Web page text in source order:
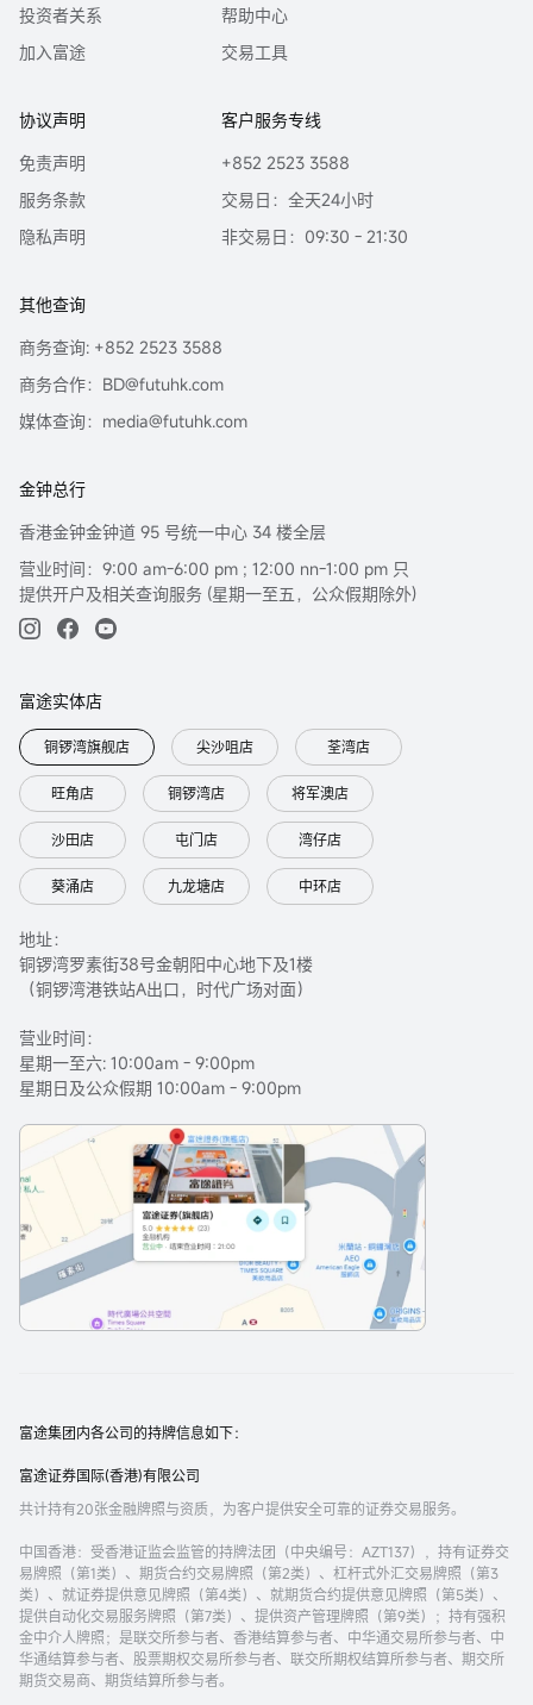
投资者关系
加入富途
帮助中心
交易工具
协议声明
免责声明
服务条款
隐私声明
客户服务专线
+852 2523 3588
交易日：全天24小时
非交易日：09:30 - 21:30
其他查询
商务查询: +852 2523 3588
商务合作：BD@futuhk.com
媒体查询：media@futuhk.com
金钟总行
香港金钟金钟道 95 号统一中心 34 楼全层
营业时间：9:00 am-6:00 pm ; 12:00 nn-1:00 pm 只
提供开户及相关查询服务 (星期一至五，公众假期除外)
富途实体店
铜锣湾旗舰店 尖沙咀店 荃湾店
旺角店 铜锣湾店 将军澳店
沙田店 屯门店 湾仔店
葵涌店 九龙塘店 中环店
地址：
铜锣湾罗素街38号金朝阳中心地下及1楼
（铜锣湾港铁站A出口，时代广场对面）
营业时间：
星期一至六: 10:00am - 9:00pm
星期日及公众假期 10:00am - 9:00pm
富途集团内各公司的持牌信息如下：
富途证券国际(香港)有限公司
共计持有20张金融牌照与资质，为客户提供安全可靠的证券交易服务。
中国香港：受香港证监会监管的持牌法团（中央编号：AZT137），持有证券交
易牌照（第1类）、期货合约交易牌照（第2类）、杠杆式外汇交易牌照（第3
类）、就证券提供意见牌照（第4类）、就期货合约提供意见牌照（第5类）、
提供自动化交易服务牌照（第7类）、提供资产管理牌照（第9类）；持有强积
金中介人牌照；是联交所参与者、香港结算参与者、中华通交易所参与者、中
华通结算参与者、股票期权交易所参与者、联交所期权结算所参与者、期交所
期货交易商、期货结算所参与者。